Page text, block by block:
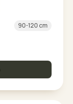
90-120 cm